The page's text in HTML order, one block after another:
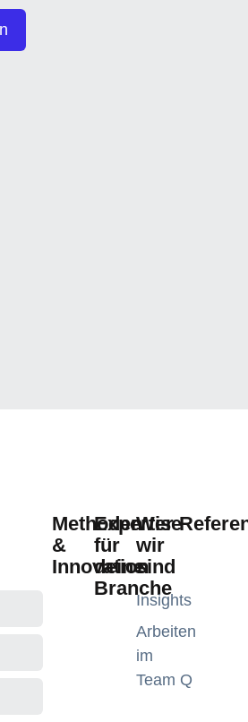
Methoden
&
Innovation
Expertise
für
deine
Branche
Wer
wir
sind
Insights
Arbeiten
im
Team Q